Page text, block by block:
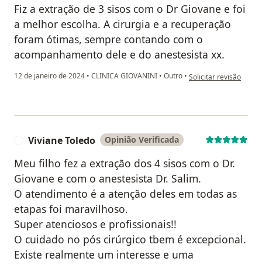
Fiz a extração de 3 sisos com o Dr Giovane e foi
a melhor escolha. A cirurgia e a recuperação
foram ótimas, sempre contando com o
acompanhamento dele e do anestesista xx.
12 de janeiro de 2024 • CLINICA GIOVANINI • Outro • na opinião do
Solicitar revisão
Viviane Toledo Opinião Verificada
Meu filho fez a extração dos 4 sisos com o Dr.
Giovane e com o anestesista Dr. Salim.
O atendimento é a atenção deles em todas as
etapas foi maravilhoso.
Super atenciosos e profissionais!!
O cuidado no pós cirúrgico tbem é excepcional.
Existe realmente um interesse e uma